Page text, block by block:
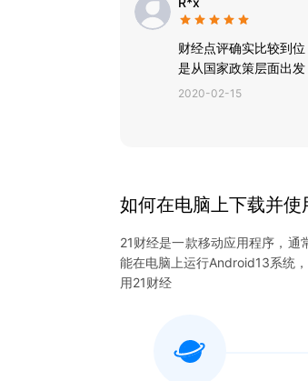
财经点评确实比较到
是从国家政策层面出
2020-02-15
如何在电脑上下载并使
21财经是一款移动应用程序，通
能在电脑上运行Android13系统
用21财经